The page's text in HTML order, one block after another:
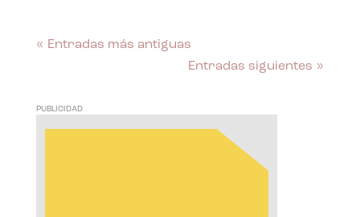
« Entradas más antiguas
Entradas siguientes »
PUBLICIDAD